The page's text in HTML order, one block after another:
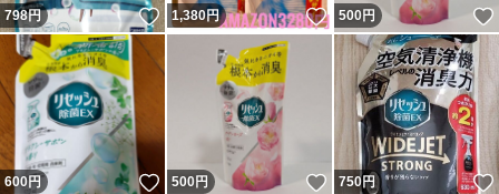
798円 いいね！
1,380円 いいね！
500円
600円 いいね！
500円 いいね！
750円